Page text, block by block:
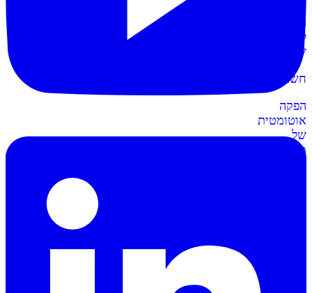
הקופות
החדשות
לעסק
שלכם
חשבונית+
הפקה
אוטומטית
של
מסמכים